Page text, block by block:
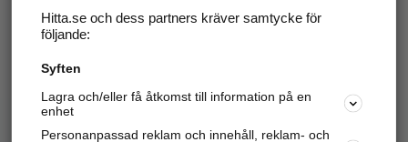
Hitta.se - Gratis nummerupplysning.
Sök företag, personer och platser.
Hitta.se och dess partners kräver samtycke för
följande:
Syften
Lagra och/eller få åtkomst till information på en
enhet
Personanpassad reklam och innehåll, reklam- och